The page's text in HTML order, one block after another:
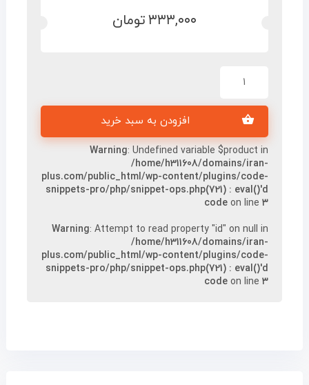
۳۳۳,۰۰۰تومان
افزودن به سبد خرید
Warning: Undefined variable $product in
/home/h311608/domains/iran-
plus.com/public_html/wp-content/plugins/code-
snippets-pro/php/snippet-ops.php(721) : eval()'d
code on line۳
Warning: Attempt to read property "id" on null in
/home/h311608/domains/iran-
plus.com/public_html/wp-content/plugins/code-
snippets-pro/php/snippet-ops.php(721) : eval()'d
code on line۳